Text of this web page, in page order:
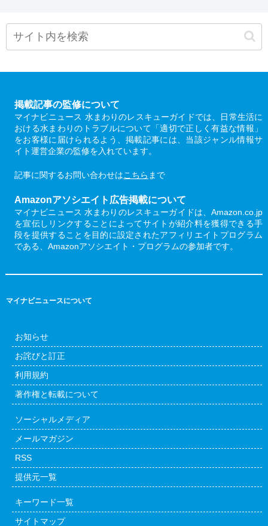
掲載記事の監修について
マイナビニュース 水まわりのレスキューガイドでは、日常生活に
おける水まわりのトラブルについて「適切で正しく有益な情報」
をお客様に届けられるよう、掲載記事には、当該ジャンル情報サ
イト運営企業の監修を入れています。
記事に関するお問い合わせはこちら まで
Amazonアソシエイト広告掲載について
マイナビニュース 水まわりのレスキューガイドは、Amazon.co.jp
を宣伝しリンクすることによってサイトが紹介料を獲得できる手
段を提供することを目的に設定されたアフィリエイトプログラム
である、Amazonアソシエイト・プログラムの参加者です。
マイナビニュースについて
お知らせ
お詫びと訂正
利用規約
著作権と転載について
ソーシャルメディア
メールマガジン
RSS
提供元一覧
キーワード一覧
サイトマップ